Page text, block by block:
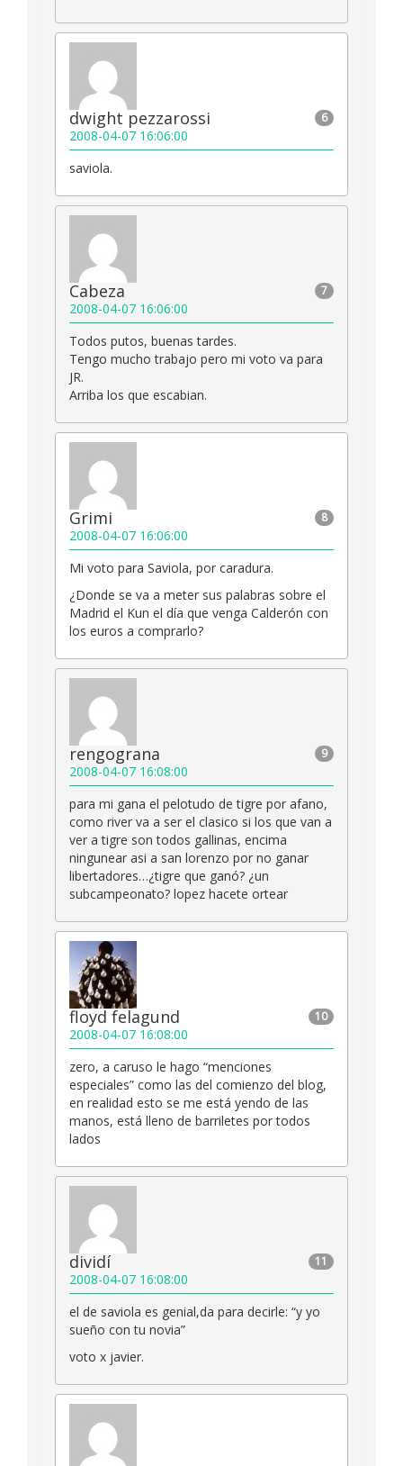
6
dwight pezzarossi
2008-04-07 16:06:00
saviola.
7
Cabeza
2008-04-07 16:06:00
Todos putos, buenas tardes.
Tengo mucho trabajo pero mi voto va para
JR.
Arriba los que escabian.
8
Grimi
2008-04-07 16:06:00
Mi voto para Saviola, por caradura.
¿Donde se va a meter sus palabras sobre el
Madrid el Kun el día que venga Calderón con
los euros a comprarlo?
9
rengograna
2008-04-07 16:08:00
para mi gana el pelotudo de tigre por afano,
como river va a ser el clasico si los que van a
ver a tigre son todos gallinas, encima
ningunear asi a san lorenzo por no ganar
libertadores…¿tigre que ganó? ¿un
subcampeonato? lopez hacete ortear
10
floyd felagund
2008-04-07 16:08:00
zero, a caruso le hago “menciones
especiales” como las del comienzo del blog,
en realidad esto se me está yendo de las
manos, está lleno de barriletes por todos
lados
11
dividí
2008-04-07 16:08:00
el de saviola es genial,da para decirle: “y yo
sueño con tu novia”
voto x javier.